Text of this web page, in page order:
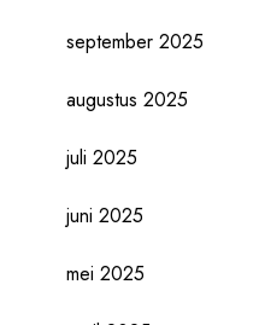
september 2025
augustus 2025
juli 2025
juni 2025
mei 2025